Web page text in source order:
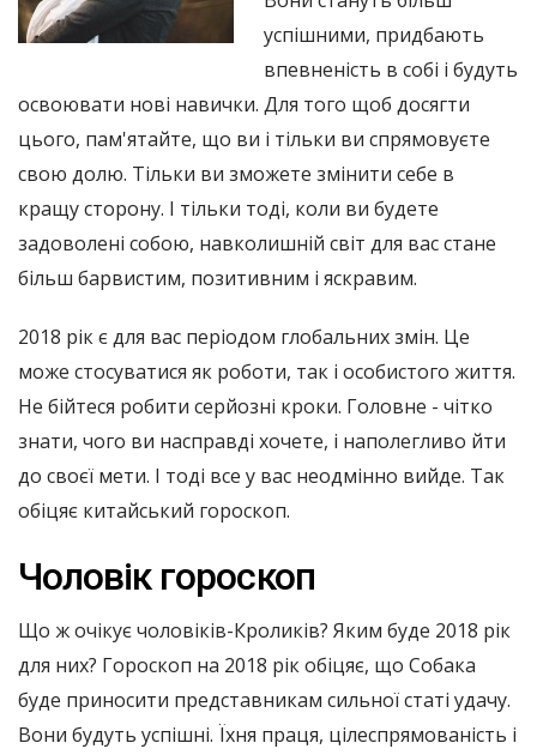
успішними, придбають
впевненість в собі і будуть
освоювати нові навички. Для того щоб досягти
цього, пам'ятайте, що ви і тільки ви спрямовуєте
свою долю. Тільки ви зможете змінити себе в
кращу сторону. І тільки тоді, коли ви будете
задоволені собою, навколишній світ для вас стане
більш барвистим, позитивним і яскравим.
2018 рік є для вас періодом глобальних змін. Це
може стосуватися як роботи, так і особистого життя.
Не бійтеся робити серйозні кроки. Головне - чітко
знати, чого ви насправді хочете, і наполегливо йти
до своєї мети. І тоді все у вас неодмінно вийде. Так
обіцяє китайський гороскоп.
Чоловік гороскоп
Що ж очікує чоловіків-Кроликів? Яким буде 2018 рік
для них? Гороскоп на 2018 рік обіцяє, що Собака
буде приносити представникам сильної статі удачу.
Вони будуть успішні. Їхня праця, цілеспрямованість і